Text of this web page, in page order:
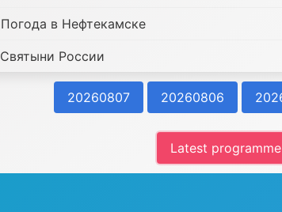
Погода в Нефтекамске
Святыни России
20260807 20260806
Latest